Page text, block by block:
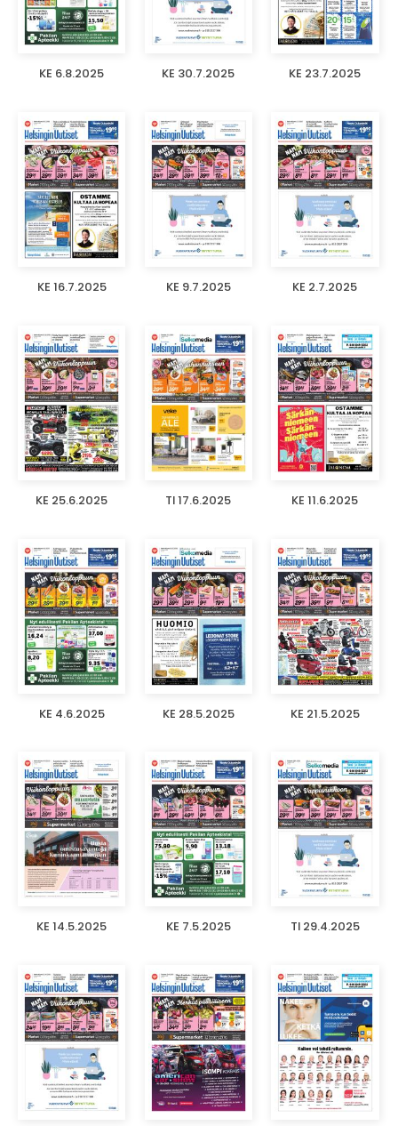
KE 6.8.2025 KE 30.7.2025 KE 23.7.2025
KE 16.7.2025 KE 9.7.2025 KE 2.7.2025
KE 25.6.2025 TI 17.6.2025 KE 11.6.2025
KE 4.6.2025 KE 28.5.2025 KE 21.5.2025
KE 14.5.2025 KE 7.5.2025 TI 29.4.2025